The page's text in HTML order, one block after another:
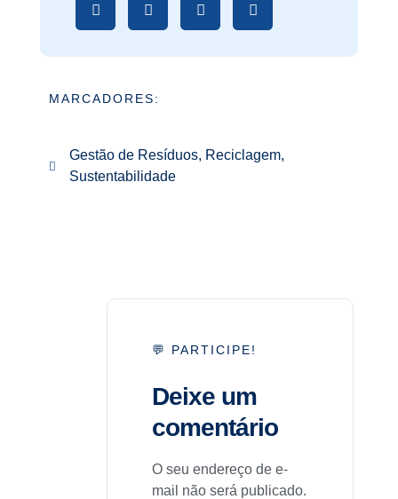
MARCADORES:
Gestão de Resíduos, Reciclagem,
Sustentabilidade
💬 PARTICIPE!
Deixe um
comentário
O seu endereço de e-
mail não será publicado.